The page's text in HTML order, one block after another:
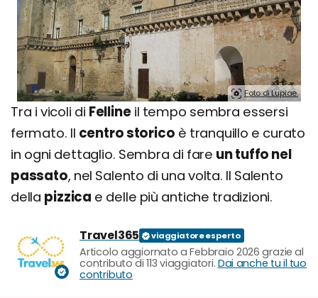
Foto di Lupiae.
Tra i vicoli di Fellineil tempo sembra essersi
fermato. Il centro storico è tranquillo e curato
in ogni dettaglio. Sembra di fare un tuffo nel
passato, nel Salento di una volta. Il Salento
della pizzica e delle più antiche tradizioni.
Travel365
Articolo aggiornato a Febbraio 2026 grazie al
contributo di 113 viaggiatori. Dai anche tu il tuo
contributo